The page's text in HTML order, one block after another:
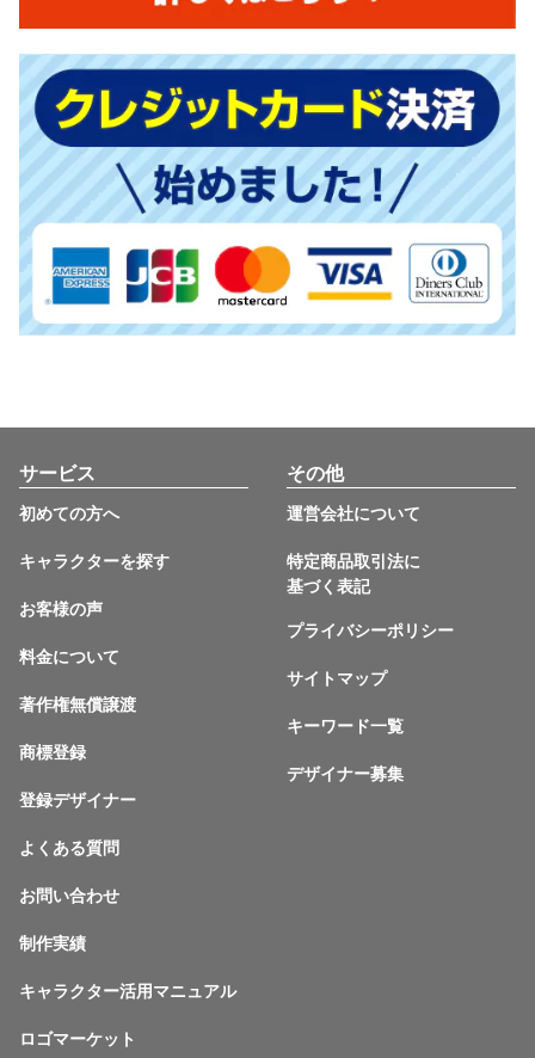
サービス
初めての方へ
キャラクターを探す
お客様の声
料金について
著作権無償譲渡
商標登録
登録デザイナー
よくある質問
お問い合わせ
制作実績
キャラクター活用マニュアル
ロゴマーケット
その他
運営会社について
特定商品取引法に
基づく表記
プライバシーポリシー
サイトマップ
キーワード一覧
デザイナー募集